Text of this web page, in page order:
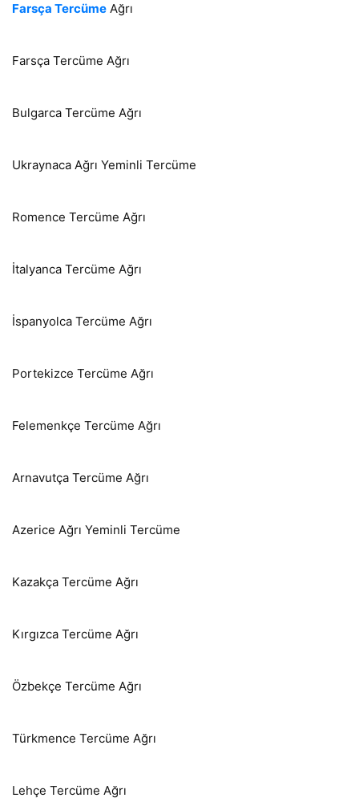
Farsça Tercüme Ağrı
Farsça Tercüme Ağrı
Bulgarca Tercüme Ağrı
Ukraynaca Ağrı Yeminli Tercüme
Romence Tercüme Ağrı
İtalyanca Tercüme Ağrı
İspanyolca Tercüme Ağrı
Portekizce Tercüme Ağrı
Felemenkçe Tercüme Ağrı
Arnavutça Tercüme Ağrı
Azerice Ağrı Yeminli Tercüme
Kazakça Tercüme Ağrı
Kırgızca Tercüme Ağrı
Özbekçe Tercüme Ağrı
Türkmence Tercüme Ağrı
Lehçe Tercüme Ağrı